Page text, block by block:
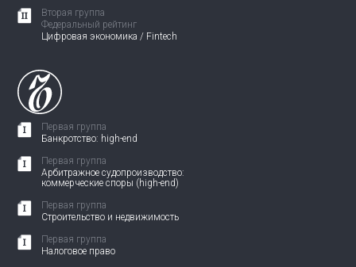
Вторая группа
Федеральный рейтинг
Цифровая экономика / Fintech
Первая группа
Банкротство: high-end
Первая группа
Арбитражное судопроизводство:
коммерческие споры (high-end)
Первая группа
Строительство и недвижимость
Первая группа
Налоговое право